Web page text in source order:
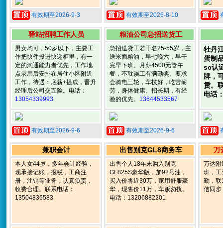
有效期至2026-9-3 有效期至2026-8-10
驿站招聘工作人员
男女均可，50岁以下，主要工
作把快件投进快递柜里，有一
定的沟通能力者优先，工作地
点录用后安排在居住小区附近
工作，待遇：底薪+提成，晋升
经理后公司交五险。电话：
13054339993
有效期至2026-9-6
粮油公司急招送货工
急招送货工若干名25-55岁，主
送米面粮油，早七晚六，早干
完早下班。月薪4500元管午
餐，不耽误工有满勤奖。要求
会骑电三轮，车技好，吃苦耐
劳，身体健康。招长期，有经
验的优先。 13644533567
有效期至2026-9-6
牡丹
蛋制
sc认
牌，
赁。
电话
兼职会计
本人女44岁，多年会计经验，
现承接记账，报税，工商注
册，注销等业务，认真负责，
收费合理。联系电话：
13504836583
出售别克GL8商务车
出售个人18年末购入别克
GL825S豪华版，加92号油，
买入价将近30万，家用舒服豪
华，现售价11万，车贩勿扰。
电话：13206882201
万
万达附
班，
勤，
信同步